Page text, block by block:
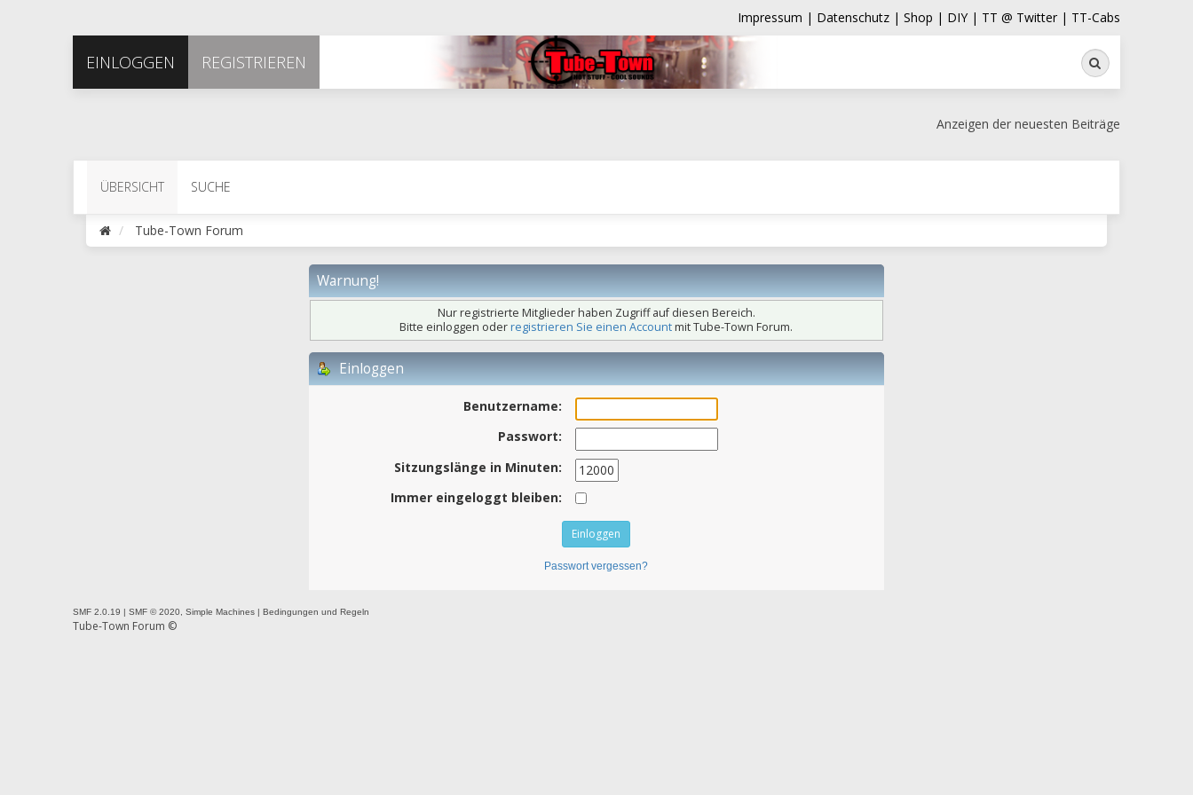
Impressum | Datenschutz | Shop | DIY | TT @ Twitter | TT-Cabs
EINLOGGEN REGISTRIEREN Suche
Anzeigen der neuesten Beiträge
ÜBERSICHT SUCHE
Tube-Town Forum
Warnung!
Nur registrierte Mitglieder haben Zugriff auf diesen Bereich.
Bitte einloggen oderregistrieren Sie einen Accountmit Tube-Town Forum.
Einloggen
Benutzername:
Passwort:
Sitzungslänge in Minuten:
Immer eingeloggt bleiben:
Passwort vergessen?
SMF 2.0.19 |SMF © 2020 ,Simple Machines |Bedingungen und Regeln
Tube-Town Forum ©